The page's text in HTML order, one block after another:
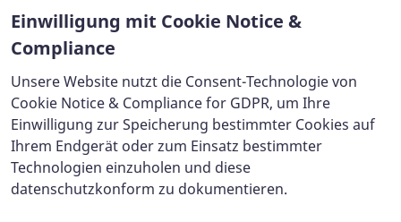
Einwilligung mit Cookie Notice &
Compliance
Unsere Website nutzt die Consent-Technologie von
Cookie Notice & Compliance for GDPR, um Ihre
Einwilligung zur Speicherung bestimmter Cookies auf
Ihrem Endgerät oder zum Einsatz bestimmter
Technologien einzuholen und diese
datenschutzkonform zu dokumentieren.